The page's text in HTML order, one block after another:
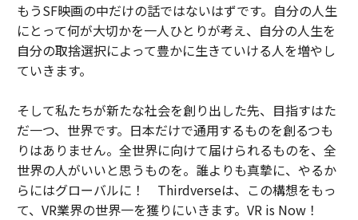
もうSF映画の中だけの話ではないはずです。自分の人生
にとって何が大切かを一人ひとりが考え、自分の人生を
自分の取捨選択によって豊かに生きていける人を増やし
ていきます。
そして私たちが新たな社会を創り出した先、目指すはた
だ一つ、世界です。日本だけで通用するものを創るつも
りはありません。全世界に向けて届けられるものを、全
世界の人がいいと思うものを。誰よりも真摯に、やるか
らにはグローバルに！ Thirdverseは、この構想をもっ
て、VR業界の世界一を獲りにいきます。VR is Now！